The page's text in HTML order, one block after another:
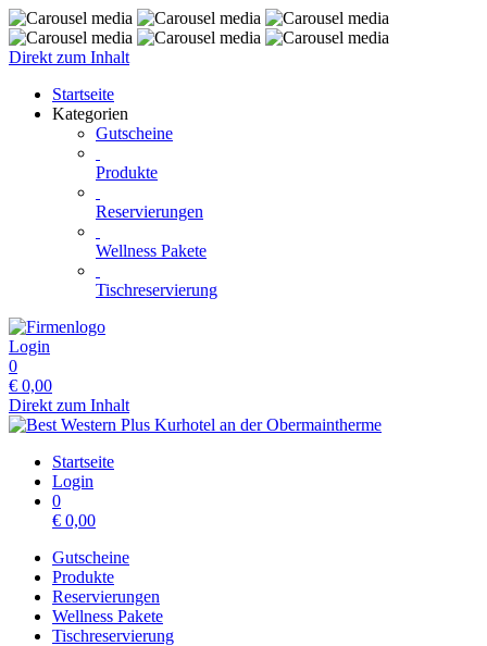
Direkt zum Inhalt
Startseite
Kategorien
Gutscheine
Produkte
Reservierungen
Wellness Pakete
Tischreservierung
Login
0
€ 0,00
Direkt zum Inhalt
Startseite
Login
0
€ 0,00
Gutscheine
Produkte
Reservierungen
Wellness Pakete
Tischreservierung